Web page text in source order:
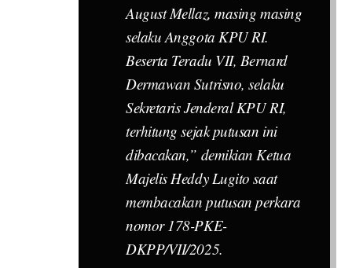
August Mellaz, masing masing
selaku Anggota KPU RI.
Beserta Teradu VII, Bernard
Dermawan Sutrisno, selaku
Sekretaris Jenderal KPU RI,
terhitung sejak putusan ini
dibacakan,” demikian Ketua
Majelis Heddy Lugito saat
membacakan putusan perkara
nomor 178-PKE-
DKPP/VII/2025.